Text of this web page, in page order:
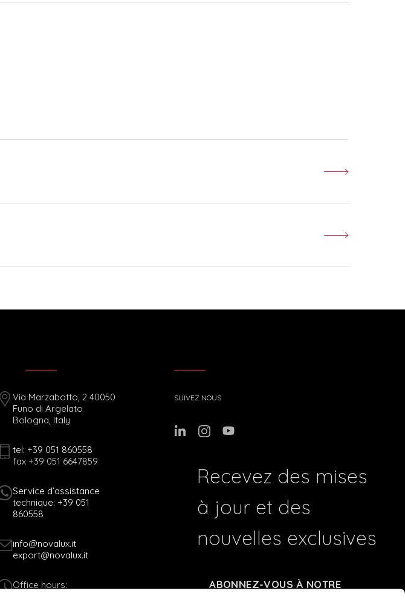
Via Marzabotto, 2 40050
Funo di Argelato
Bologna, Italy
tel: +39 051 860558
fax +39 051 6647859
Service d’assistance
technique: +39 051
860558
info@novalux.it
export@novalux.it
Office hours:
SUIVEZ NOUS
Recevez des mises
à jour et des
nouvelles exclusives
ABONNEZ-VOUS À NOTRE